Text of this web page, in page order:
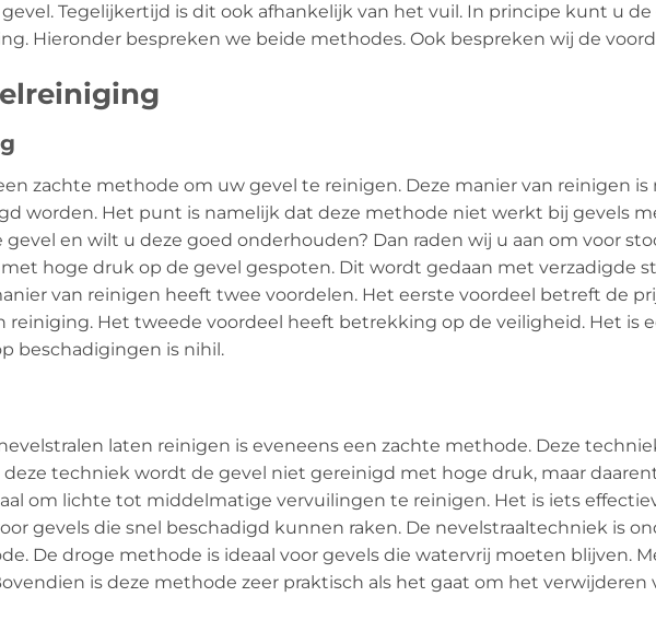
Tegelijkertijd is dit ook afhankelijk van het vuil. In principe kunt u
Hieronder bespreken we beide methodes. Ook bespreken wij de
zachte methode om uw gevel te reinigen. Deze manier van reinigen
worden. Het punt is namelijk dat deze methode niet werkt bij gevels
en wilt u deze goed onderhouden? Dan raden wij u aan om voor
hoge druk op de gevel gespoten. Dit wordt gedaan met verzadigde
van reinigen heeft twee voordelen. Het eerste voordeel betreft de
reiniging. Het tweede voordeel heeft betrekking op de veiligheid. Het is
beschadigingen is nihil.
laten reinigen is eveneens een zachte methode. Deze
techniek wordt de gevel niet gereinigd met hoge druk, maar
om lichte tot middelmatige vervuilingen te reinigen. Het is iets
gevels die snel beschadigd kunnen raken. De nevelstraaltechniek is
De droge methode is ideaal voor gevels die watervrij moeten blijven.
is deze methode zeer praktisch als het gaat om het verwijderen